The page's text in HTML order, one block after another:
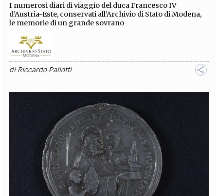
I numerosi diari di viaggio del duca Francesco IV
d’Austria-Este, conservati all’Archivio di Stato di Modena,
le memorie di un grande sovrano
diRiccardo Pallotti